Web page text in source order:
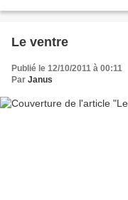
Le ventre
Publié le 12/10/2011 à 00:11
Par Janus